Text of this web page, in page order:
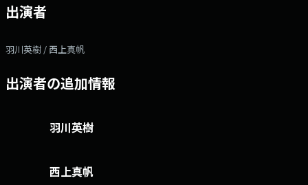
出演者
羽川英樹 / 西上真帆
出演者の追加情報
羽川英樹
西上真帆